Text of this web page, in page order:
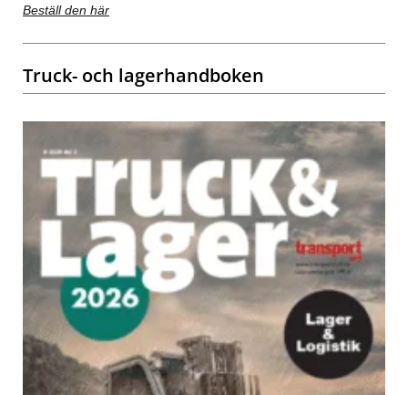
Beställ den här
Truck- och lagerhandboken